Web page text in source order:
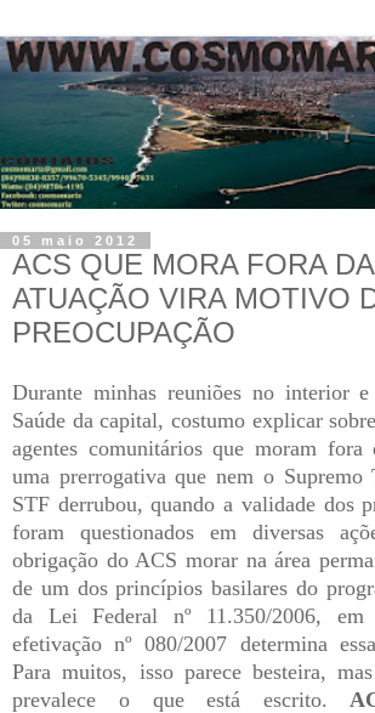
05 maio 2012
ACS QUE MORA FORA
ATUAÇÃO VIRA MOTIVO
PREOCUPAÇÃO
Durante minhas reuniões no interior
Saúde da capital, costumo explicar
agentes comunitários que moram fora
uma prerrogativa que nem o Supremo
STF derrubou, quando a validade dos
foram questionados em diversas
obrigação do ACS morar na área
de um dos princípios basilares do
da Lei Federal nº 11.350/2006,
efetivação nº 080/2007 determina
Para muitos, isso parece besteira,
prevalece o que está escrito.